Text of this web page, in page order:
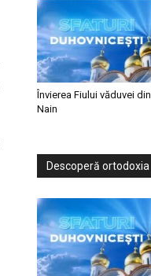
Învierea Fiului văduvei din
Nain
Descoperă ortodoxia